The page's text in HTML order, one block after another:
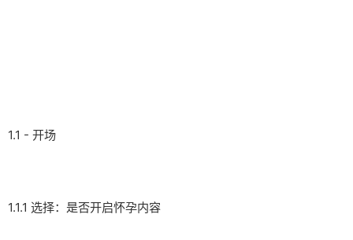
1.1 - 开场
1.1.1 选择：是否开启怀孕内容